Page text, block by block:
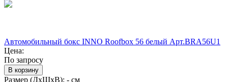
Автомобильный бокс INNO Roofbox 56 белый Арт.BRA56U1
Цена:
По запросу
В корзину
Размер (ДхШхВ): - см